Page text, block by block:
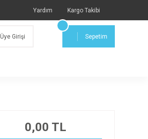
Yardım Kargo Takibi
Üye Girişi Sepetim
0,00 TL